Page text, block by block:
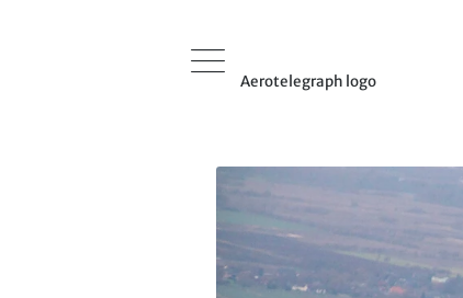
Aerotelegraph logo